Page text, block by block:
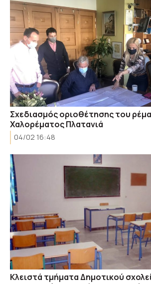
Σχεδιασμός οριοθέτησης του
Χαλορέματος Πλατανιά
04/02 16:48
Κλειστά τμήματα Δημοτικού